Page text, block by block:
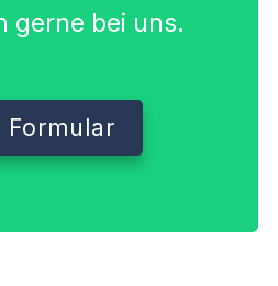
gerne bei uns.
Formular